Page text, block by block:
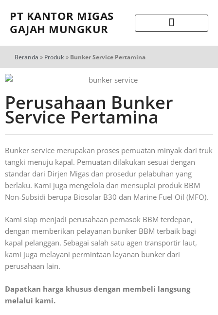
PT KANTOR MIGAS
GAJAH MUNGKUR
Beranda » Produk » Bunker Service Pertamina
Perusahaan Bunker
Service Pertamina
Bunker service merupakan proses pemuatan minyak dari truk
tangki menuju kapal. Pemuatan dilakukan sesuai dengan
standar dari Dirjen Migas dan prosedur pelabuhan yang
berlaku. Kami juga mengelola dan mensuplai produk BBM
Non-Subsidi berupa Biosolar B30 dan Marine Fuel Oil (MFO).
Kami siap menjadi perusahaan pemasok BBM terdepan,
dengan memberikan pelayanan bunker BBM terbaik bagi
kapal pelanggan. Sebagai salah satu agen transportir laut,
kami juga melayani permintaan layanan bunker dari
perusahaan lain.
Dapatkan harga khusus dengan membeli langsung
melalui kami.